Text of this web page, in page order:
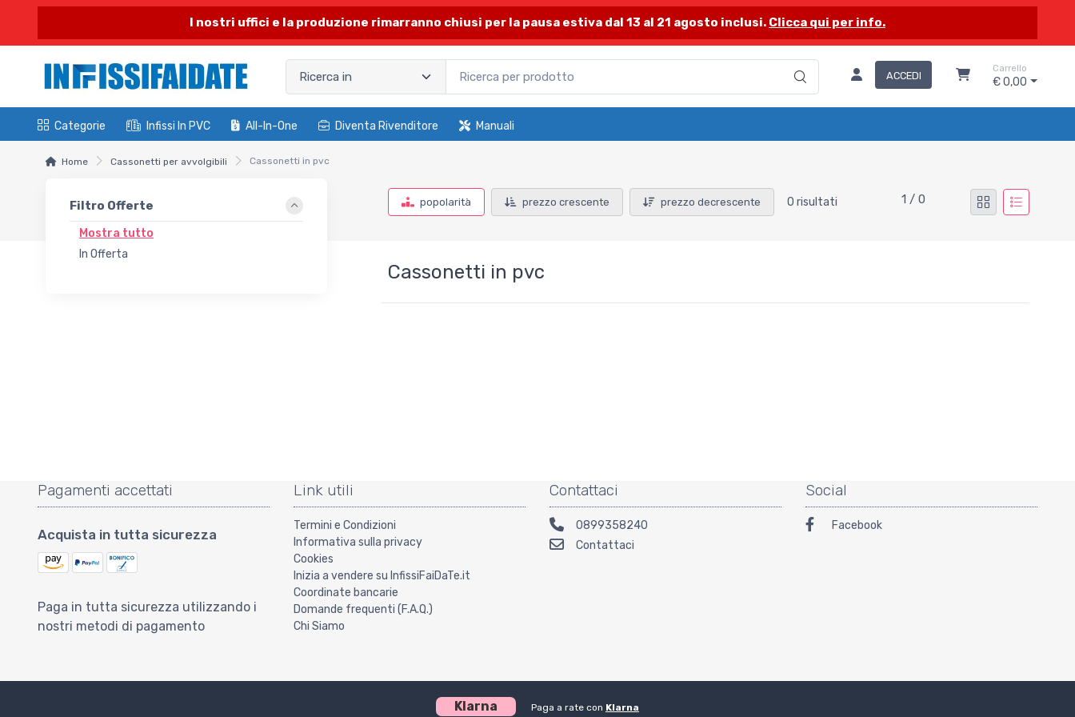
I nostri uffici e la produzione rimarranno chiusi per la pausa estiva dal 13 al 21 agosto inclusi. Clicca qui per info.
ACCEDI
Carrello
€ 0,00
Categorie Infissi In PVC All-In-One Diventa Rivenditore Manuali
Home Cassonetti per avvolgibili Cassonetti in pvc
Filtro Offerte
Mostra tutto
In Offerta
popolarità prezzo crescente prezzo decrescente 0 risultati 1 / 0
Cassonetti in pvc
Pagamenti accettati
Acquista in tutta sicurezza
Paga in tutta sicurezza utilizzando i
nostri metodi di pagamento
Link utili
Termini e Condizioni
Informativa sulla privacy
Cookies
Inizia a vendere su InfissiFaiDaTe.it
Coordinate bancarie
Domande frequenti (F.A.Q.)
Chi Siamo
Contattaci
0899358240
Contattaci
Social
Facebook
Klarna Paga a rate con Klarna